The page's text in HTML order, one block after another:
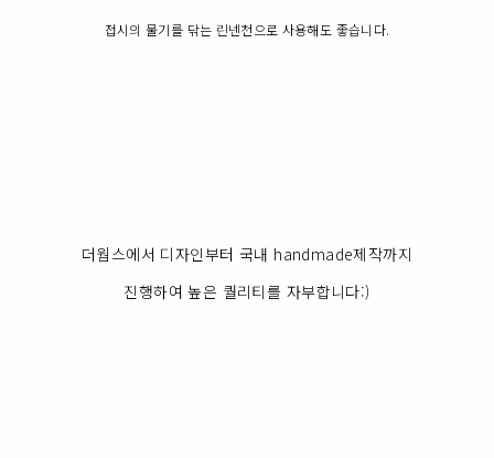
접시의 물기를 닦는 린넨천으로 사용해도 좋습니다.
더웜스에서 디자인부터 국내 handmade제작까지
진행하여 높은 퀄리티를 자부합니다:)